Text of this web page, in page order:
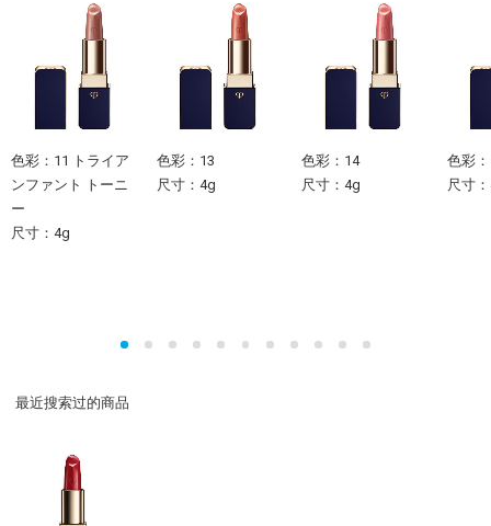
色彩：11 トライア
ンファント トーニ
ー
尺寸：4g
色彩：13
尺寸：4g
色彩：14
尺寸：4g
色彩
尺寸
最近搜索过的商品